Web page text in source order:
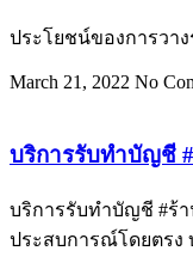
ประโยชน์ของการวา
March 21, 2022 No
บริการรับทำบัญชี
บริการรับทำบัญชี #ร้
ประสบการณ์โดยตรง